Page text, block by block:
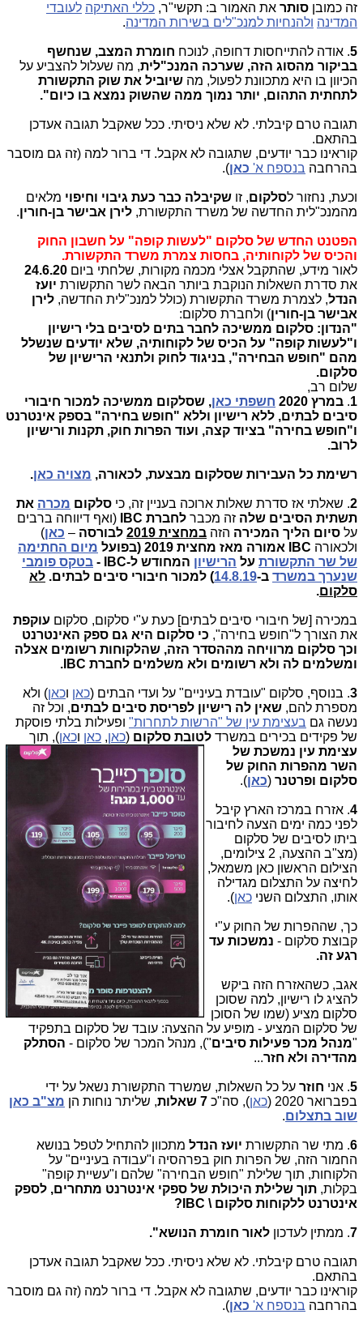
זה כמובן סותר את האמור ב: תקשי"ר, כללי האתיקה לעובדי
המדינה ולהנחיות למנכ"לים בשירות המדינה.
5. אודה להתייחסות דחופה, לנוכח חומרת המצב, שנחשף
בביקור מהסוג הזה, שערכה המנכ"לית, מה שעלול להצביע על
הכיוון בו היא מתכוונת לפעול, מה שיוביל את שוק התקשורת
לתחתית התהום, יותר נמוך ממה שהשוק נמצא בו כיום".
תגובה טרם קיבלתי. לא שלא ניסיתי. ככל שאקבל תגובה אעדכן
בהתאם.
קוראינו כבר יודעים, שתגובה לא אקבל. די ברור למה (זה גם מוסבר
בהרחבה בנספח א' כאן).
וכעת, נחזור לסלקום, זו שקיבלה כבר כעת גיבוי וחיפוי מלאים
מהמנכ"לית החדשה של משרד התקשורת, לירן אבישר בן-חורין.
הפטנט החדש של סלקום "לעשות קופה" על חשבון החוק
והכיס של לקוחותיה, בחסות צמרת משרד התקשורת.
לאור מידע, שהתקבל אצלי מכמה מקורות, שלחתי ביום 24.6.20
את סדרת השאלות הנוקבת ביותר הבאה לשר התקשורת יועז
הנדל, לצמרת משרד התקשורת (כולל למנכ"לית החדשה, לירן
אבישר בן-חורין) ולחברת סלקום:
"הנדון: סלקום ממשיכה לחבר בתים לסיבים בלי רישיון
ו"לעשות קופה" על הכיס של לקוחותיה, שלא יודעים שנשלל
מהם "חופש הבחירה", בניגוד לחוק ולתנאי הרישיון של
סלקום.
שלום רב,
1
. במרץ 2020 חשפתי כאן, שסלקום ממשיכה למכור חיבורי
סיבים לבתים, ללא רישיון וללא "חופש בחירה" בספק אינטרנט
ו"חופש בחירה" בציוד קצה, ועוד הפרות חוק, תקנות ורישיון
לרוב.
רשימת כל העבירות שסלקום מבצעת, לכאורה, מצויה כאן.
2. שאלתי אז סדרת שאלות ארוכה בעניין זה, כי סלקום מכרה את
תשתית הסיבים שלה זה מכבר לחברת IBC
(ואף דיווחה ברבים
על סיום הליך המכירה הזה במחצית 2019 לבורסה – כאן)
ולכאורה IBC אמורה מאז מחצית 2019 (בפועל
מיום החתימה
של שר התקשורת על הרישיון המחודש ל-IBC
- בטקס פומבי
שנערך במשרד ב-14.8.19) למכור חיבורי סיבים לבתים. לא
סלקום.
במכירה [של חיבורי סיבים לבתים] כעת ע"י סלקום, סלקום עוקפת
את הצורך ל"חופש בחירה", כי סלקום היא גם ספק האינטרנט
וכך סלקום מרוויחה מההסדר הזה, שהלקוחות רשומים אצלה
ומשלמים לה ולא רשומים ולא משלמים לחברת IBC
.
3. בנוסף, סלקום "עובדת בעיניים" על ועדי הבתים (כאן וכאן) ולא
מספרת להם, שאין לה רישיון לפריסת סיבים לבתים, וכל זה
נעשה גם בעצימת עין של "הרשות לתחרות" ופעילות בלתי פוסקת
של פקידים בכירים במשרד לטובת סלקום (כאן, כאן וכאן), תוך
עצימת עין נמשכת של
השר מהפרות החוק של
סלקום ופרטנר (כאן).
4. אזרח במרכז הארץ קיבל
לפני כמה ימים הצעה לחיבור
ביתו לסיבים של סלקום
(מצ"ב ההצעה, 2 צילומים,
הצילום הראשון כאן משמאל,
לחיצה על התצלום מגדילה
אותו, התצלום השני כאן).
כך, שההפרות של החוק ע"י
קבוצת סלקום - נמשכות עד
רגע זה.
אגב, כשהאזרח הזה ביקש
להציג לו רישיון, למה שסוכן
סלקום מציע (שמו של הסוכן
של סלקום המציע - מופיע על ההצעה: עובד של סלקום בתפקיד
"מנהל מכר פעילות סיבים"), מנהל המכר של סלקום - הסתלק
מהדירה ולא חזר...
5. אני חוזר על כל השאלות, שמשרד התקשורת נשאל על ידי
בפברואר 2020 (
כאן), סה"כ 7 שאלות , שליתר נוחות הן מצ"ב כאן
שוב בתצלום.
6. מתי שר התקשורת יועז הנדל מתכוון להתחיל לטפל בנושא
החמור הזה, של הפרות חוק בפרהסיה ו"עבודה בעיניים" על
הלקוחות, תוך שלילת "חופש הבחירה" שלהם ו"עשיית קופה"
בקלות, תוך שלילת היכולת של ספקי אינטרנט מתחרים, לספק
אינטרנט ללקוחות סלקום \ IBC
?
7. ממתין לעדכון לאור חומרת הנושא".
תגובה טרם קיבלתי. לא שלא ניסיתי. ככל שאקבל תגובה אעדכן
בהתאם.
קוראינו כבר יודעים, שתגובה לא אקבל. די ברור למה (זה גם מוסבר
בהרחבה בנספח א' כאן).